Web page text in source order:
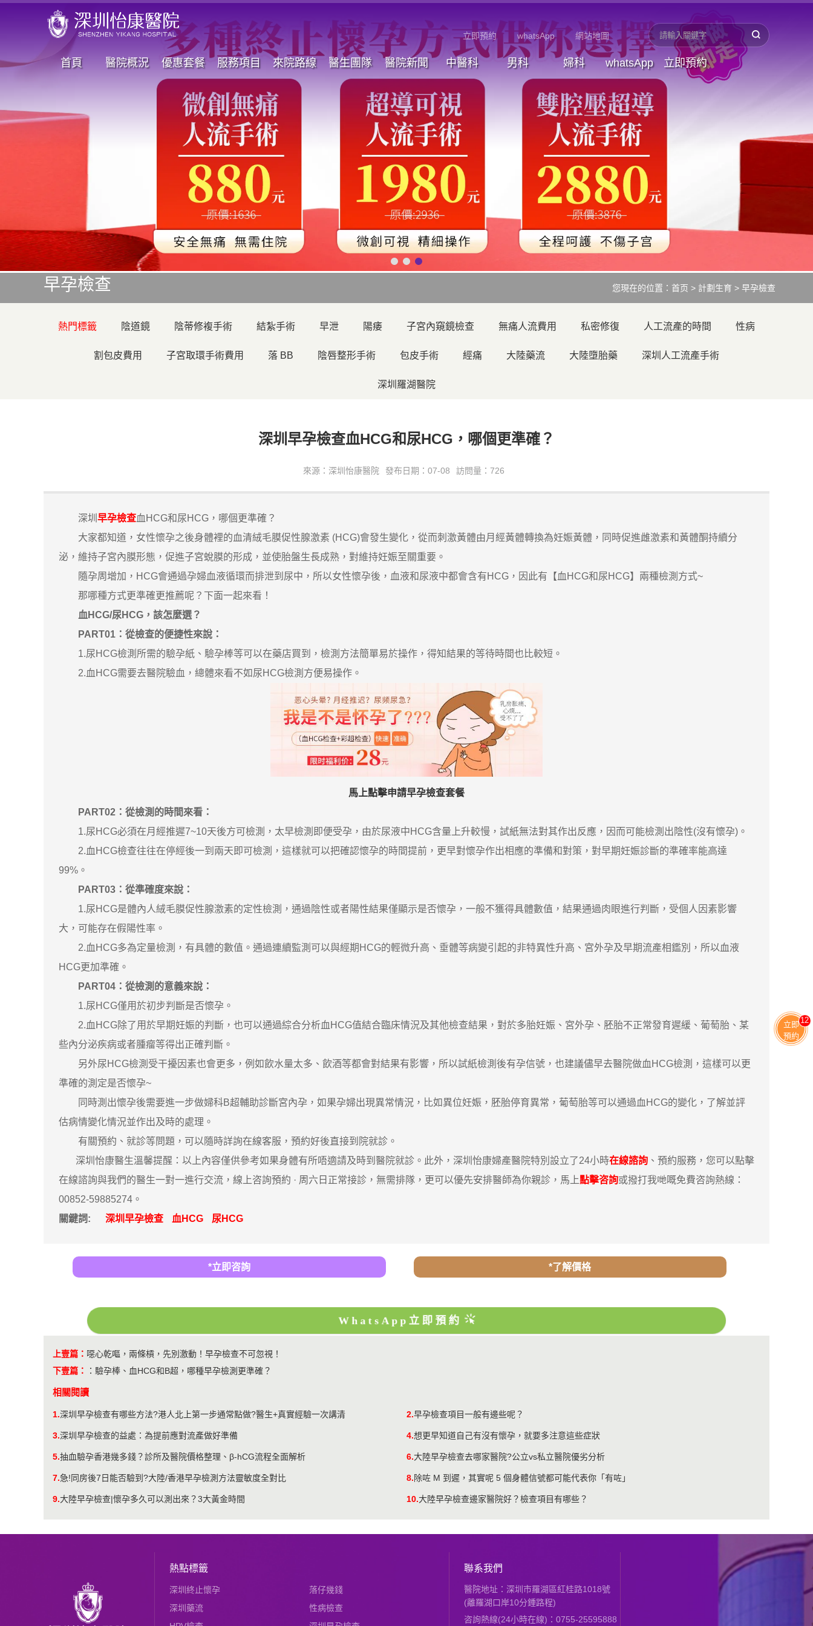
立即預約 whatsApp 網站地圖
首頁 醫院概況 優惠套餐 服務項目 來院路線 醫生團隊 醫院新聞 中醫科 男科 婦科 whatsApp 立即預約
早孕檢查 您現在的位置： 首页 > 計劃生育 > 早孕檢查
熱門標籤 陰道鏡 陰蒂修複手術 結紮手術 早泄 陽痿 子宮內窺鏡檢查 無痛人流費用 私密修復 人工流產的時間 性病
割包皮費用 子宮取環手術費用 落 BB 陰唇整形手術 包皮手術 經痛 大陸藥流 大陸墮胎藥 深圳人工流產手術
深圳羅湖醫院
深圳早孕檢查血HCG和尿HCG，哪個更準確？
來源：深圳怡康醫院 發布日期：07-08 訪問量：726
深圳 早孕檢查血HCG和尿HCG，哪個更準確？
大家都知道，女性懷孕之後身體裡的血清絨毛膜促性腺激素 (HCG)會發生變化，從而刺激黃體由月經黃體轉換為妊娠黃體，同時促進雌激素和黃體酮持續分
泌，維持子宮內膜形態，促進子宮蛻膜的形成，並使胎盤生長成熟，對維持妊娠至關重要。
隨孕周增加，HCG會通過孕婦血液循環而排泄到尿中，所以女性懷孕後，血液和尿液中都會含有HCG，因此有【血HCG和尿HCG】兩種檢測方式~
那哪種方式更準確更推薦呢？下面一起來看！
血HCG/尿HCG，該怎麼選？
PART01：從檢查的便捷性來說：
1.尿HCG檢測所需的驗孕紙、驗孕棒等可以在藥店買到，檢測方法簡單易於操作，得知結果的等待時間也比較短。
2.血HCG需要去醫院驗血，總體來看不如尿HCG檢測方便易操作。
馬上點擊申請早孕檢查套餐
PART02：從檢測的時間來看：
1.尿HCG必須在月經推遲7~10天後方可檢測，太早檢測即便受孕，由於尿液中HCG含量上升較慢，試紙無法對其作出反應，因而可能檢測出陰性(沒有懷孕)。
2.血HCG檢查往往在停經後一到兩天即可檢測，這樣就可以把確認懷孕的時間提前，更早對懷孕作出相應的準備和對策，對早期妊娠診斷的準確率能高達
99%。
PART03：從準確度來說：
1.尿HCG是體內人絨毛膜促性腺激素的定性檢測，通過陰性或者陽性結果僅顯示是否懷孕，一般不獲得具體數值，結果通過肉眼進行判斷，受個人因素影響
大，可能存在假陽性率。
2.血HCG多為定量檢測，有具體的數值。通過連續監測可以與經期HCG的輕微升高、垂體等病變引起的非特異性升高、宮外孕及早期流產相鑑別，所以血液
HCG更加準確。
PART04：從檢測的意義來說：
1.尿HCG僅用於初步判斷是否懷孕。
2.血HCG除了用於早期妊娠的判斷，也可以通過綜合分析血HCG值結合臨床情況及其他檢查結果，對於多胎妊娠、宮外孕、胚胎不正常發育遲緩、葡萄胎、某
些內分泌疾病或者腫瘤等得出正確判斷。
另外尿HCG檢測受干擾因素也會更多，例如飲水量太多、飲酒等都會對結果有影響，所以試紙檢測後有孕信號，也建議儘早去醫院做血HCG檢測，這樣可以更
準確的測定是否懷孕~
同時測出懷孕後需要進一步做婦科B超輔助診斷宮內孕，如果孕婦出現異常情況，比如異位妊娠，胚胎停育異常，葡萄胎等可以通過血HCG的變化，了解並評
估病情變化情況並作出及時的處理。
有關預約、就診等問題，可以隨時詳詢在線客服，預約好後直接到院就診。
深圳怡康醫生溫馨提醒：以上內容僅供參考如果身體有所唔適請及時到醫院就診。此外，深圳怡康婦產醫院特別設立了24小時在線諮詢 、預約服務，您可以點擊
在線諮詢與我們的醫生一對一進行交流，線上咨詢預約 · ‎周六日正常接診，無需排隊，更可以優先安排醫師為你親診，馬上點擊咨詢或撥打我哋嘅免費咨詢熱線：
00852-59885274。
關鍵詞:
深圳早孕檢查 血HCG 尿HCG
*立即咨詢 *了解價格
WhatsApp立即預約
上壹篇： 噁心乾嘔，兩條槓，先別激動！早孕檢查不可忽視！
下壹篇：
： 驗孕棒、血HCG和B超，哪種早孕檢測更準確？
相關閱讀
1.深圳早孕檢查有哪些方法?港人北上第一步通常點做?醫生+真實經驗一次講清 2.早孕檢查項目一般有邊些呢？
3.深圳早孕檢查的益處：為提前應對流產做好準備 4.想更早知道自己有沒有懷孕，就要多注意這些症狀
5.抽血驗孕香港幾多錢？診所及醫院價格整理、β-hCG流程全面解析 6.大陸早孕檢查去哪家醫院?公立vs私立醫院優劣分析
7.急!同房後7日能否驗到?大陸/香港早孕檢測方法靈敏度全對比 8.除咗 M 到遲，其實呢 5 個身體信號都可能代表你「有咗」
9.大陸早孕檢查|懷孕多久可以測出來？3大黃金時間 10.大陸早孕檢查邊家醫院好？檢查項目有哪些？
熱點標籤
深圳終止懷孕
落仔幾錢
深圳藥流
性病檢查
聯系我們
醫院地址：深圳市羅湖區紅桂路1018號
(離羅湖口岸10分鍾路程)
咨詢熱線(24小時在線)：0755-25595888
立即
預約
11